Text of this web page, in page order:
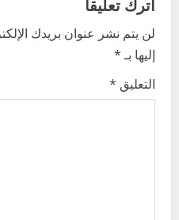
u
e
R
لن يتم نشر عنوان بريدك
إليها بـ*
التعليق *